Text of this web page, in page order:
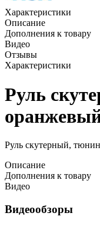
Характеристики
Описание
Дополнения к товару
Видео
Отзывы
Характеристики
Руль
Руль скутерный,
Описание
Дополнения к товару
Видео
Видеообзоры